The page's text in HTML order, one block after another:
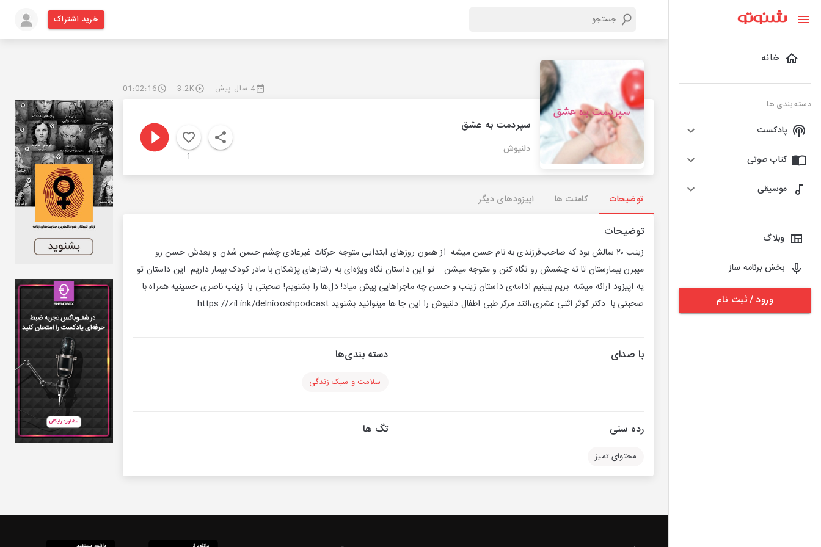
خانه
دسته بندی ها
پادکست
کتاب صوتی
موسیقی
وبلاگ
بخش برنامه ساز
ورود / ثبت نام
خرید اشتراک
4 سال پیش 3.2K
01:02:16
سپردمت به عشق
دلنیوش
1
توضیحات کامنت ها اپیزودهای دیگر
توضیحات
زینب ۲۰ سالش بود که صاحب‌فرزندی به نام حسن میشه. از همون روزهای ابتدایی متوجه حرکات غیرعادی چشم حسن شدن و بعدش حسن رو
میبرن بیمارستان تا ته چشمش رو نگاه کنن و متوجه میشن... تو این داستان نگاه ویژه‌ای به رفتارهای پزشکان با مادر کودک بیمار داریم. این داستان تو
یه اپیزود ارائه میشه. بریم ببینیم ادامه‌ی داستان زینب و حسن چه ماجراهایی پیش میاد! دل‌ها را بشنویم! صحبتی با: زینب ناصری حسینیه همراه با
صحبتی با :دکتر کوثر اثنی عشری،اتند مرکز طبی اطفال دلنیوش را این جا ها میتوانید بشنوید:https://zil.ink/delniooshpodcast
با صدای دسته بندی‌ها
سلامت و سبک زندگی
رده سنی
محتوای تمیز
تگ ها